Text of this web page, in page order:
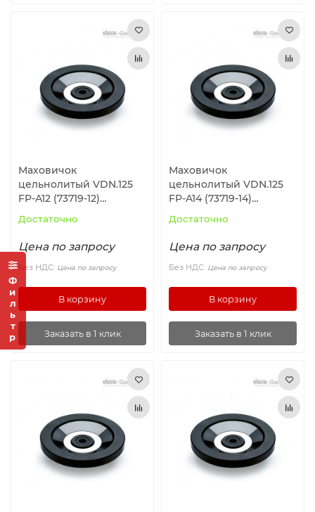
Фильтр
Маховичок
цельнолитый VDN.125
FP-A12 (73719-12)
Достаточно
Цена по запросу
Без НДС: Цена по запросу
В корзину
Заказать в 1 клик
Маховичок
цельнолитый VDN.125
FP-A14 (73719-14)
Достаточно
Цена по запросу
Без НДС: Цена по запросу
В корзину
Заказать в 1 клик